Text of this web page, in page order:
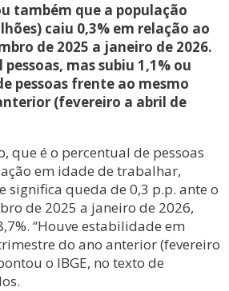
também que a população
caiu 0,3% em relação ao
de 2025 a janeiro de 2026.
mas subiu 1,1% ou
pessoas frente ao mesmo
(fevereiro a abril de
que é o percentual de pessoas
em idade de trabalhar,
significa queda de 0,3 p.p. ante o
de 2025 a janeiro de 2026,
“Houve estabilidade em
do ano anterior (fevereiro
o IBGE, no texto de